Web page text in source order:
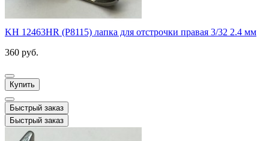
KH 12463HR (P8115) лапка для отстрочки правая 3/32 2.4 мм
360 руб.
Купить
Быстрый заказ
Быстрый заказ